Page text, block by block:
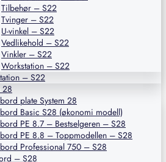
Tilbehør – S22
Tvinger – S22
U-vinkel – S22
Vedlikehold – S22
Vinkler – S22
Workstation – S22
– S22
28
plate System 28
Basic S28 (økonomi modell)
PE 8.7 – Bestselgeren – S28
PE 8.8 – Toppmodellen – S28
Professional 750 – S28
– S28